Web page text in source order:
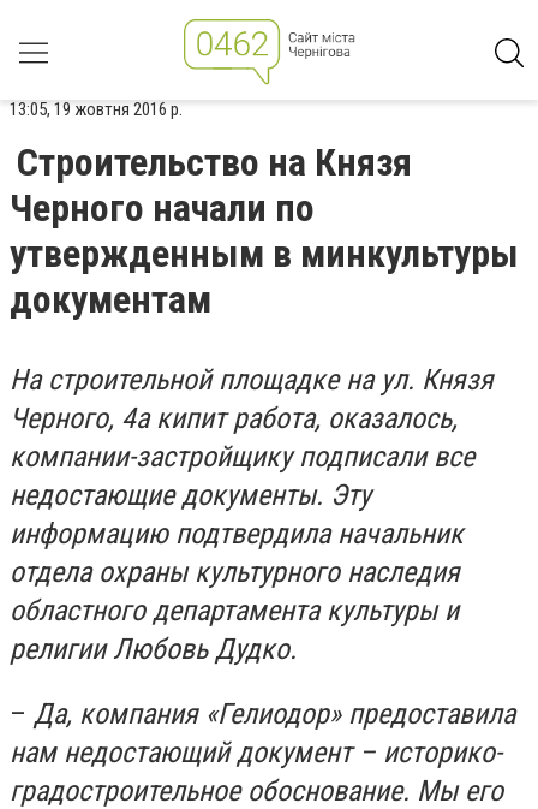
13:05, 19 жовтня 2016 р.
Строительство на Князя
Черного начали по
утвержденным в минкультуры
документам
На строительной площадке на ул. Князя
Черного, 4а кипит работа, оказалось,
компании-застройщику подписали все
недостающие документы. Эту
информацию подтвердила начальник
отдела охраны культурного наследия
областного департамента культуры и
религии Любовь Дудко.
– Да, компания «Гелиодор» предоставила
нам недостающий документ – историко-
градостроительное обоснование. Мы его